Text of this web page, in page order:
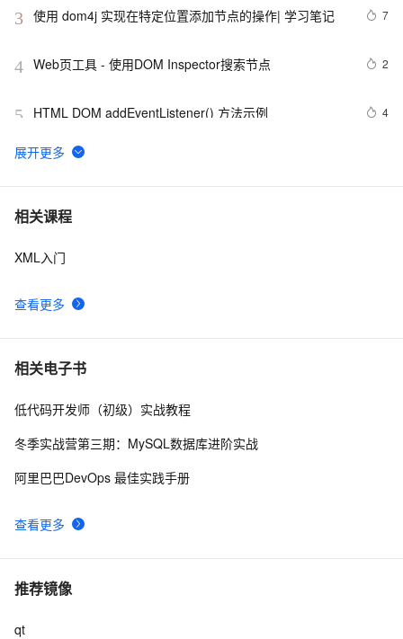
3 使用 dom4j 实现在特定位置添加节点的操作| 学习笔记 7
4 Web页工具 - 使用DOM Inspector搜索节点 2
5 HTML DOM addEventListener() 方法示例 4
6 dom事件不求甚解，色解事件捕获和冒泡
7 DOM包裹及遍历
8 react-router与react-router-dom区别
9 js中dom和bom有什么区别
10
相关课程
查看更多
XML入门
相关电子书
查看更多
低代码开发师（初级）实战教程
冬季实战营第三期：MySQL数据库进阶实战
阿里巴巴DevOps 最佳实践手册
推荐镜像
qt